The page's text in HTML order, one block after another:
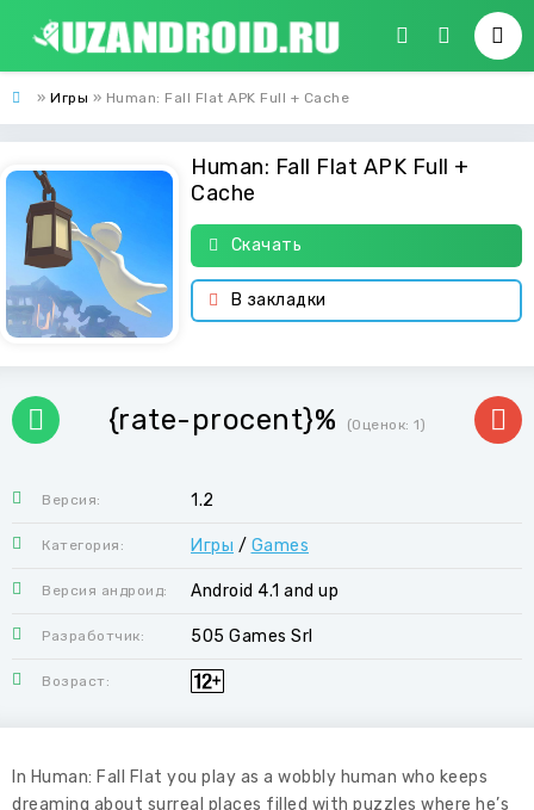
» Игры » Human: Fall Flat APK Full + Cache
Human: Fall Flat APK Full +
Cache
Скачать
В закладки
{rate-procent}% (Оценок:1)
Версия: 1.2
Категория: Игры / Games
Версия андроид: Android 4.1 and up
Разработчик: 505 Games Srl
Возраст:
In Human: Fall Flat you play as a wobbly human who keeps
dreaming about surreal places filled with puzzles where he’s